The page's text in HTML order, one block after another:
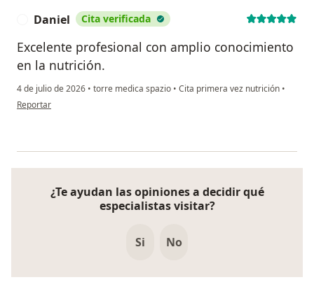
Daniel Cita verificada
Excelente profesional con amplio conocimiento
en la nutrición.
4 de julio de 2026 • torre medica spazio • Cita primera vez nutrición •
en opinión del usuario Daniel
Reportar
¿Te ayudan las opiniones a decidir qué
especialistas visitar?
Si No